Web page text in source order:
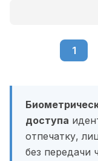
1
доступа
отпечатку,
без